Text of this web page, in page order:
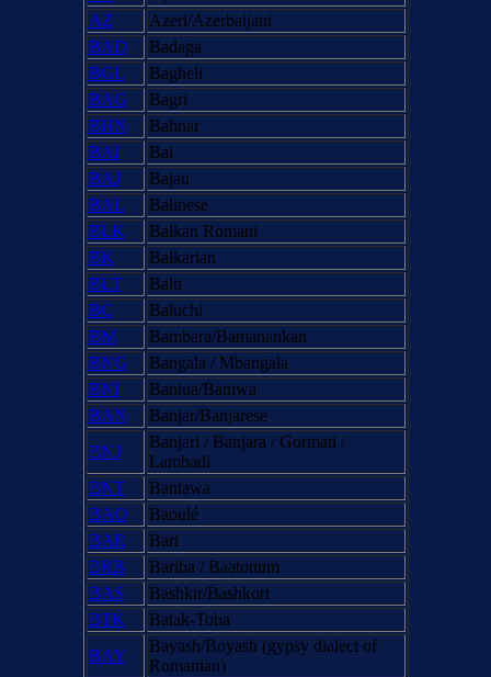
AZ
Azeri/Azerbaijani
BAD
Badaga
BGL
Bagheli
BAG
Bagri
BHN
Bahnar
BAI
Bai
BAJ
Bajau
BAL
Balinese
BLK
Balkan Romani
BK
Balkarian
BLT
Balti
BC
Baluchi
BM
Bambara/Bamanankan
BNG
Bangala / Mbangala
BNI
Baniua/Baniwa
BAN
Banjar/Banjarese
BNJ
Banjari / Banjara / Gormati /
Lambadi
BNT
Bantawa
BAO
Baoulé
BAR
Bari
BRB
Bariba / Baatonum
BAS
Bashkir/Bashkort
BTK
Batak-Toba
BAY
Bayash/Boyash (gypsy dialect of
Romanian)